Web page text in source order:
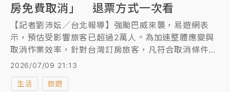
房免費取消」 退票方式一次看
【記者劉沛妘／台北報導】強颱巴威來襲，易遊網表
示，預估受影響旅客已超過2萬人。為加速整體應變與
取消作業效率，針對台灣訂房旅客，凡符合取消條件
者，皆可透過官網或APP啟用「一鍵取消」功能，即時
理時間。針對出國旅客，凡因行程受影響且符合條件
2026/07/09 21:13
生活 旅遊